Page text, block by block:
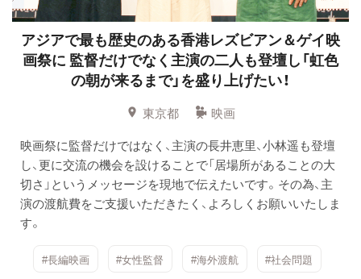
アジアで最も歴史のある香港レズビアン＆ゲイ映
画祭に 監督だけでなく主演の二人も登壇し「虹色
の朝が来るまで」を盛り上げたい！
東京都
映画
映画祭に監督だけではなく、主演の長井恵里、小林遥も登壇
し、更に交流の機会を設けることで「居場所があることの大
切さ」というメッセージを現地で伝えたいです。その為、主
演の渡航費をご支援いただきたく、よろしくお願いいたしま
す。
#長編映画 #女性監督 #海外渡航 #社会問題